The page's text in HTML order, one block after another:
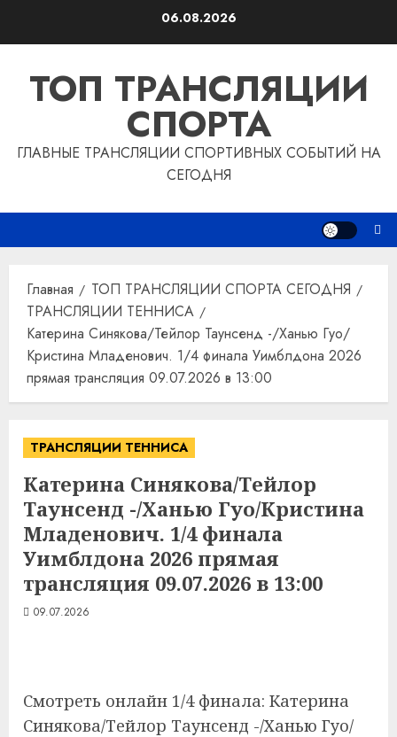
06.08.2026
ТОП ТРАНСЛЯЦИИ
СПОРТА
ГЛАВНЫЕ ТРАНСЛЯЦИИ СПОРТИВНЫХ СОБЫТИЙ НА
СЕГОДНЯ
Главная
ТОП ТРАНСЛЯЦИИ СПОРТА СЕГОДНЯ
ТРАНСЛЯЦИИ ТЕННИСА
Катерина Синякова/Тейлор Таунсенд -/Ханью Гуо/
Кристина Младенович. 1/4 финала Уимблдона 2026
прямая трансляция 09.07.2026 в 13:00
ТРАНСЛЯЦИИ ТЕННИСА
Катерина Синякова/Тейлор
Таунсенд -/Ханью Гуо/Кристина
Младенович. 1/4 финала
Уимблдона 2026 прямая
трансляция 09.07.2026 в 13:00
09.07.2026
Смотреть онлайн 1/4 финала: Катерина
Синякова/Тейлор Таунсенд -/Ханью Гуо/